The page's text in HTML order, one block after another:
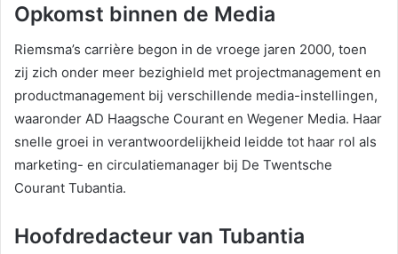
Opkomst binnen de Media
Riemsma’s carrière begon in de vroege jaren 2000, toen
zij zich onder meer bezighield met projectmanagement en
productmanagement bij verschillende media-instellingen,
waaronder AD Haagsche Courant en Wegener Media. Haar
snelle groei in verantwoordelijkheid leidde tot haar rol als
marketing- en circulatiemanager bij De Twentsche
Courant Tubantia.
Hoofdredacteur van Tubantia